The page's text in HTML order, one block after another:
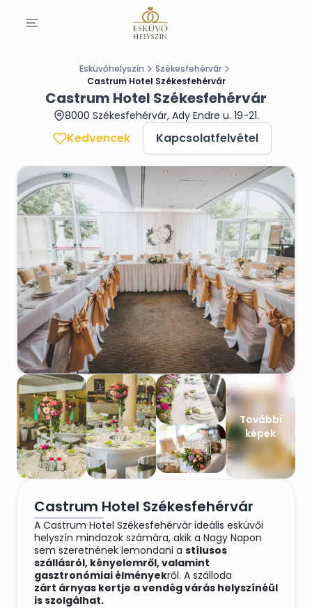
Esküvőhelyszín
Székesfehérvár
Castrum Hotel Székesfehérvár
Castrum Hotel Székesfehérvár
8000 Székesfehérvár, Ady Endre u. 19-21.
Kedvencek Kapcsolatfelvétel
További
képek
Castrum Hotel Székesfehérvár
A Castrum Hotel Székesfehérvár ideális esküvői
helyszín mindazok számára, akik a Nagy Napon
sem szeretnének lemondani a stílusos
szállásról, kényelemről, valamint
gasztronómiai élményekről. A szálloda
zárt árnyas kertje a vendég várás helyszínéül
is szolgálhat.